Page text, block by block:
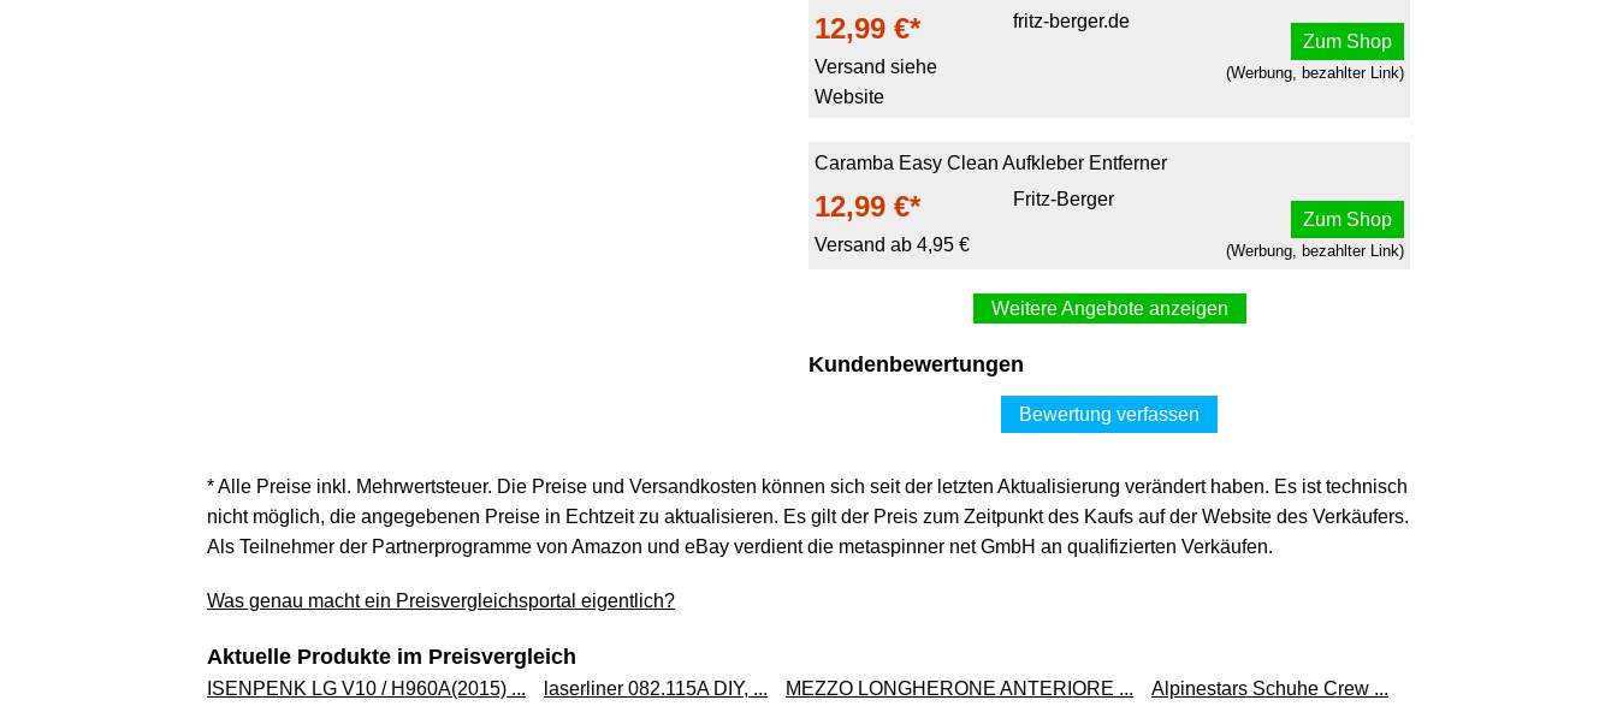
12,99 €*
Versand siehe
Website
fritz-berger.de
Zum Shop
(Werbung, bezahlter Link)
Caramba Easy Clean Aufkleber Entferner
12,99 €*
Versand ab 4,95 €
Fritz-Berger
Zum Shop
(Werbung, bezahlter Link)
Weitere Angebote anzeigen
Caramba 661402 Etikettenentferner 300 ml
15,60 €*
14,43 €*
manomano.de
Zum Shop
Kundenbewertungen
Bewertung verfassen
* Alle Preise inkl. Mehrwertsteuer. Die Preise und Versandkosten können sich seit der letzten Aktualisierung verändert haben. Es ist technisch
nicht möglich, die angegebenen Preise in Echtzeit zu aktualisieren. Es gilt der Preis zum Zeitpunkt des Kaufs auf der Website des Verkäufers.
Als Teilnehmer der Partnerprogramme von Amazon und eBay verdient die metaspinner net GmbH an qualifizierten Verkäufen.
Was genau macht ein Preisvergleichsportal eigentlich?
Aktuelle Produkte im Preisvergleich
ISENPENK LG V10 / H960A(2015) ... laserliner 082.115A DIY, ... MEZZO LONGHERONE ANTERIORE ... Alpinestars Schuhe Crew ...